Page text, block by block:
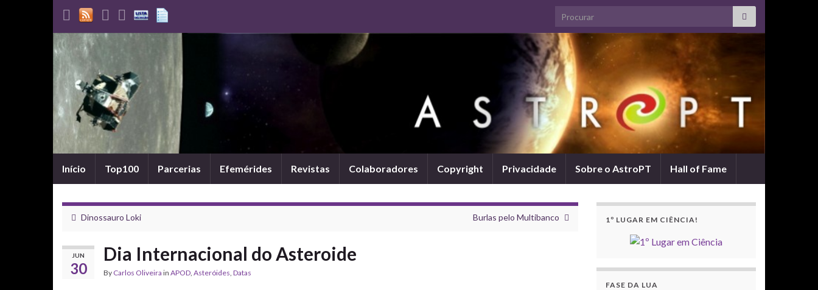
Search for:
Início Top100 Parcerias Efemérides Revistas Colaboradores Copyright Privacidade Sobre o AstroPT Hall of Fame
Dinossauro Loki Burlas pelo Multibanco
JUN
30
Dia Internacional do Asteroide
By Carlos Oliveira in APOD, Asteróides, Datas
1º LUGAR EM CIÊNCIA!
FASE DA LUA